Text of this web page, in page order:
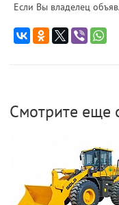
Если Вы владелец
Смотрите еще